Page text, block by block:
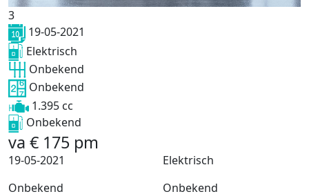
3
19-05-2021
Elektrisch
Onbekend
Onbekend
1.395 cc
Onbekend
va € 175 pm
19-05-2021
Elektrisch
Onbekend
Onbekend